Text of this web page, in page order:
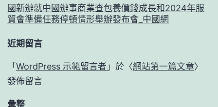
國新辦就中國辦事商業查包養價錢成長和2024年服
貿會準備任務停頓情形舉辦發布會_中國網
近期留言
「 WordPress 示範留言者 」於〈網站第一篇文章〉
發佈留言
彙整